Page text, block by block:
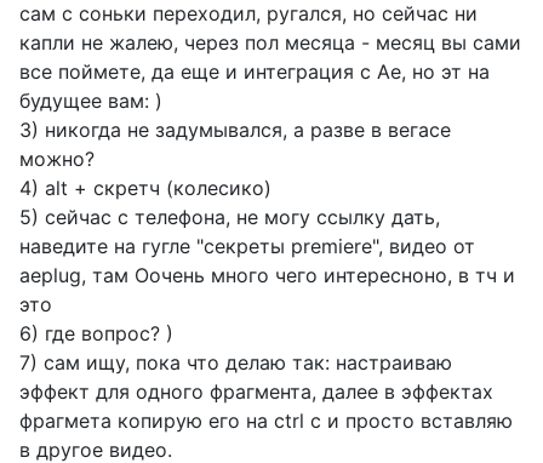
сам с соньки переходил, ругался, но сейчас ни
капли не жалею, через пол месяца - месяц вы сами
все поймете, да еще и интеграция с Ае, но эт на
будущее вам: )
3) никогда не задумывался, а разве в вегасе
можно?
4) alt + скретч (колесико)
5) сейчас с телефона, не могу ссылку дать,
наведите на гугле "секреты premiere", видео от
aeplug, там Оочень много чего интересноно, в тч и
это
6) где вопрос? )
7) сам ищу, пока что делаю так: настраиваю
эффект для одного фрагмента, далее в эффектах
фрагмета копирую его на ctrl c и просто вставляю
в другое видео.